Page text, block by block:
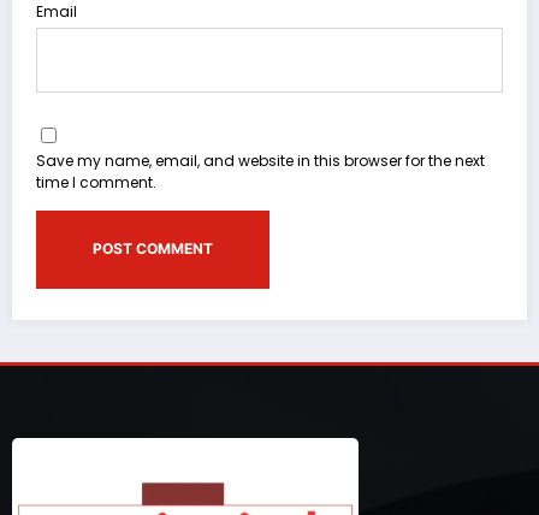
Email
Save my name, email, and website in this browser for the next
time I comment.